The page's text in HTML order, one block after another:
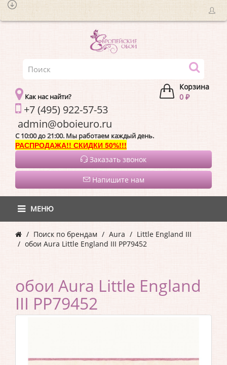
Корзина
0 ₽
Как нас найти?
+7 (495) 922-57-53
C 10:00 до 21:00. Мы работаем каждый день.
РАСПРОДАЖА!! СКИДКИ 50%!!!
Заказать звонок
Напишите нам
МЕНЮ
Поиск по брендам Aura
Little England III
обои Aura Little England III PP79452
обои Aura Little England
III PP79452